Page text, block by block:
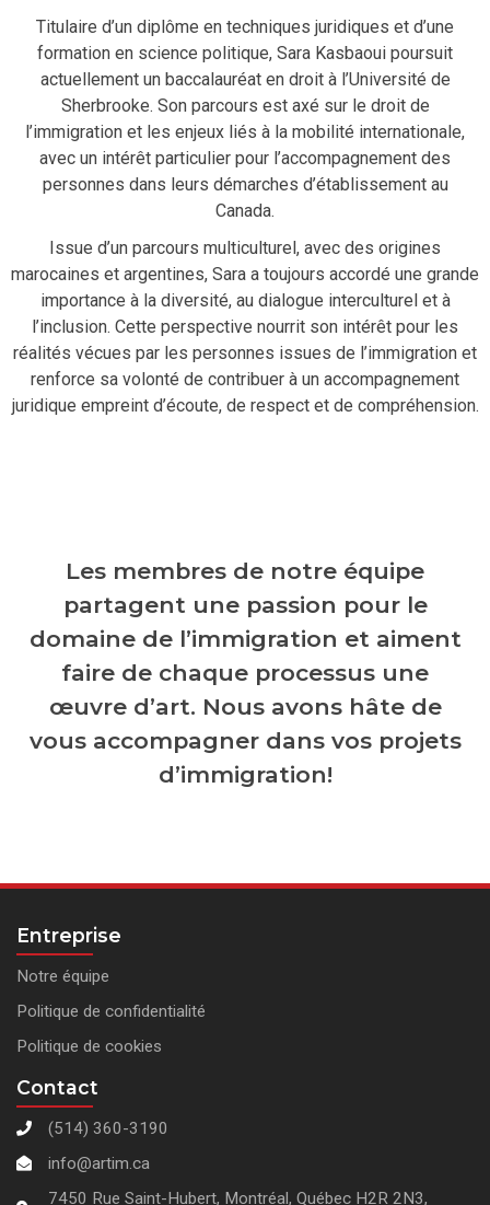
Titulaire d’un diplôme en techniques juridiques et d’une
formation en science politique, Sara Kasbaoui poursuit
actuellement un baccalauréat en droit à l’Université de
Sherbrooke. Son parcours est axé sur le droit de
l’immigration et les enjeux liés à la mobilité internationale,
avec un intérêt particulier pour l’accompagnement des
personnes dans leurs démarches d’établissement au
Canada.
Issue d’un parcours multiculturel, avec des origines
marocaines et argentines, Sara a toujours accordé une grande
importance à la diversité, au dialogue interculturel et à
l’inclusion. Cette perspective nourrit son intérêt pour les
réalités vécues par les personnes issues de l’immigration et
renforce sa volonté de contribuer à un accompagnement
juridique empreint d’écoute, de respect et de compréhension.
Les membres de notre équipe
partagent une passion pour le
domaine de l’immigration et aiment
faire de chaque processus une
œuvre d’art. Nous avons hâte de
vous accompagner dans vos projets
d’immigration!
Entreprise
Notre équipe
Politique de confidentialité
Politique de cookies
Contact
(514) 360-3190
info@artim.ca
7450 Rue Saint-Hubert, Montréal, Québec H2R 2N3,